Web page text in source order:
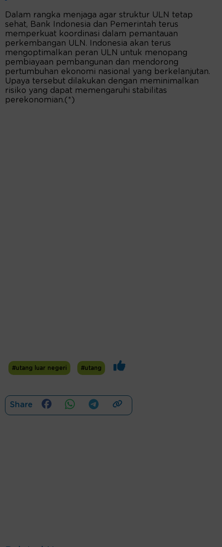
Dalam rangka menjaga agar struktur ULN tetap
sehat, Bank Indonesia dan Pemerintah terus
memperkuat koordinasi dalam pemantauan
perkembangan ULN. Indonesia akan terus
mengoptimalkan peran ULN untuk menopang
pembiayaan pembangunan dan mendorong
pertumbuhan ekonomi nasional yang berkelanjutan.
Upaya tersebut dilakukan dengan meminimalkan
risiko yang dapat memengaruhi stabilitas
perekonomian.(*)
#utang luar negeri #utang
Share